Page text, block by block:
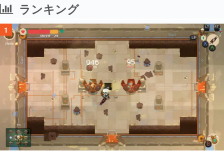
ランキング
1